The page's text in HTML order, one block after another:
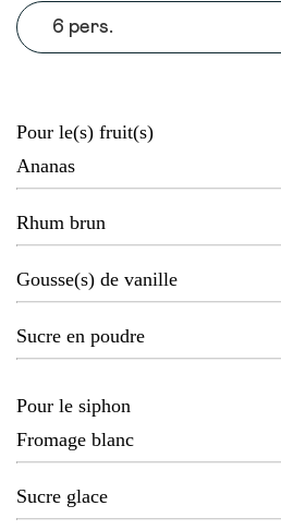
6 pers.
Pour le(s) fruit(s)
Ananas
Rhum brun
Gousse(s) de vanille
Sucre en poudre
Pour le siphon
Fromage blanc
Sucre glace